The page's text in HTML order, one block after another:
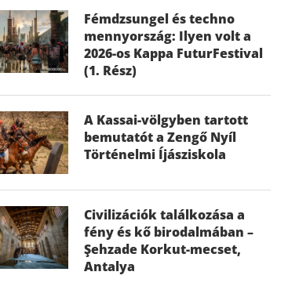
Fémdzsungel és techno
mennyország: Ilyen volt a
2026-os Kappa FuturFestival
(1. Rész)
A Kassai-völgyben tartott
bemutatót a Zengő Nyíl
Történelmi Íjásziskola
Civilizációk találkozása a
fény és kő birodalmában –
Şehzade Korkut-mecset,
Antalya